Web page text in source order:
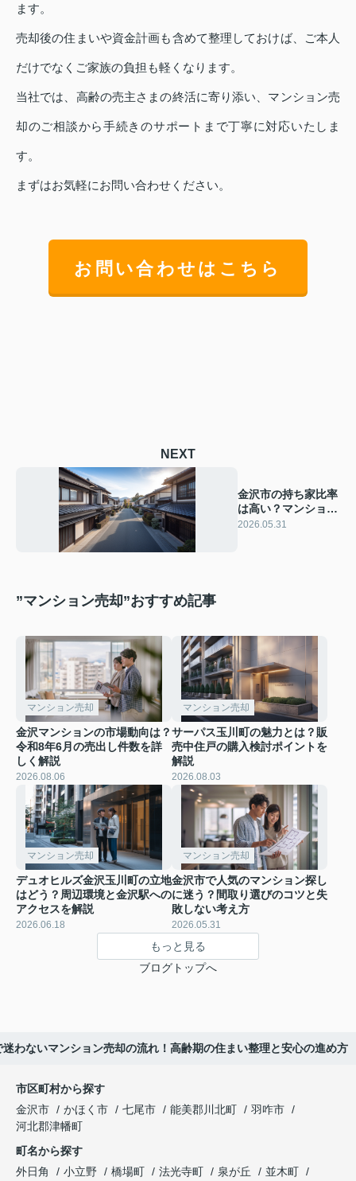
ます。
売却後の住まいや資金計画も含めて整理しておけば、ご本人
だけでなくご家族の負担も軽くなります。
当社では、高齢の売主さまの終活に寄り添い、マンション売
却のご相談から手続きのサポートまで丁寧に対応いたしま
す。
まずはお気軽にお問い合わせください。
お問い合わせはこちら
NEXT
金沢市の持ち家比率
は高い？マンション
購入前に知っておき
2026.05.31
”マンション売却”おすすめ記事
マンション売却
金沢マンションの市場動向は？
令和8年6月の売出し件数を詳
しく解説
2026.08.06
マンション売却
サーパス玉川町の魅力とは？販
売中住戸の購入検討ポイントを
解説
2026.08.03
マンション売却
デュオヒルズ金沢玉川町の立地
はどう？周辺環境と金沢駅への
アクセスを解説
2026.06.18
マンション売却
金沢市で人気のマンション探し
に迷う？間取り選びのコツと失
敗しない考え方
2026.05.31
もっと見る
ブログトップへ
迷わないマンション売却の流れ！高齢期の住まい整理と安心の進め方
市区町村から探す
金沢市
かほく市 七尾市 能美郡川北町
羽咋市
河北郡津幡町
町名から探す
外日角
小立野 橋場町 法光寺町 泉が丘
並木町